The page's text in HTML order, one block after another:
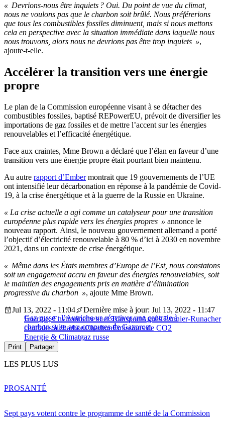
« Devrions-nous être inquiets ? Oui. Du point de vue du climat,
nous ne voulons pas que le charbon soit brûlé. Nous préférerions
que tous les combustibles fossiles diminuent, mais si nous mettons
cela en perspective avec la situation immédiate dans laquelle nous
nous trouvons, alors nous ne devrions pas être trop inquiets »,
ajoute-t-elle.
Accélérer la transition vers une énergie
propre
Le plan de la Commission européenne visant à se détacher des
combustibles fossiles, baptisé REPowerEU, prévoit de diversifier les
importations de gaz fossiles et de mettre l’accent sur les énergies
renouvelables et l’efficacité énergétique.
Face aux craintes, Mme Brown a déclaré que l’élan en faveur d’une
transition vers une énergie propre était pourtant bien maintenu.
Au autre rapport d’Embermontrait que 19 gouvernements de l’UE
ont intensifié leur décarbonation en réponse à la pandémie de Covid-
19, à la crise énergétique et à la guerre de la Russie en Ukraine.
« La crise actuelle a agi comme un catalyseur pour une transition
européenne plus rapide vers les énergies propres » annonce le
nouveau rapport. Ainsi, le nouveau gouvernement allemand a porté
l’objectif d’électricité renouvelable à 80 % d’ici à 2030 en novembre
2021, dans un contexte de crise énergétique.
« Même dans les États membres d’Europe de l’Est, nous constatons
soit un engagement accru en faveur des énergies renouvelables, soit
le maintien des engagements pris en matière d’élimination
progressive du charbon », ajoute Mme Brown.
Gaz russe : l’Autriche va réactiver une centrale à
charbon suite aux coupures de Gazprom
Jul 13, 2022 - 11:04
Dernière mise à jour: Jul 13, 2022 - 11:47
Energie, Environnement et TransportAgnès Pannier-Runacher
centrales à charbonCharbonÉmissions de CO2
Energie & Climatgaz russe
Print Partager
LES PLUS LUS
Sept pays votent contre le programme de santé de la Commission
PROSANTÉ